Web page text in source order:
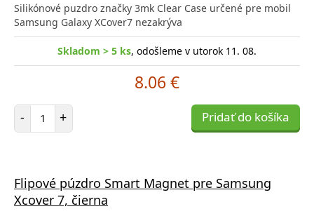
Silikónové puzdro značky 3mk Clear Case určené pre mobil
Samsung Galaxy XCover7 nezakrýva
Skladom > 5 ks, odošleme v utorok 11. 08.
8.06 €
- Počet položiek
+ Pridať do košíka
Flipové púzdro Smart Magnet pre Samsung
Xcover 7, čierna